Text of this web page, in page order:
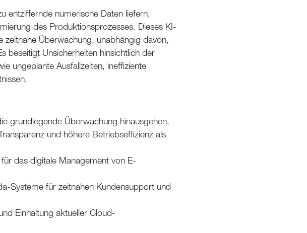
entziffernde numerische Daten liefern,
des Produktionsprozesses. Dieses KI-
Überwachung, unabhängig davon,
beseitigt Unsicherheiten hinsichtlich der
ungeplante Ausfallzeiten, ineffiziente
grundlegende Überwachung hinausgehen.
und höhere Betriebseffizienz als
das digitale Management von E-
Systeme für zeitnahen Kundensupport und
Einhaltung aktueller Cloud-